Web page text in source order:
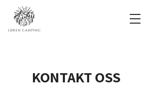
KONTAKT OSS